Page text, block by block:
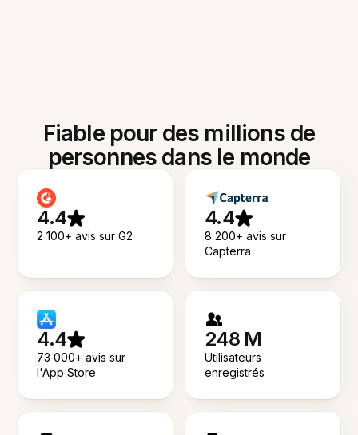
Fiable pour des millions de
personnes dans le monde
4.4
2 100+ avis sur G2
4.4
8 200+ avis sur
Capterra
4.4
73 000+ avis sur
l'App Store
248 M
Utilisateurs
enregistrés